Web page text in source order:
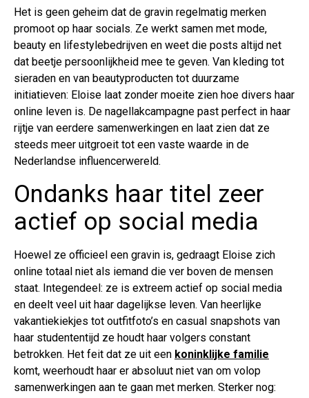
Het is geen geheim dat de gravin regelmatig merken
promoot op haar socials. Ze werkt samen met mode,
beauty en lifestylebedrijven en weet die posts altijd net
dat beetje persoonlijkheid mee te geven. Van kleding tot
sieraden en van beautyproducten tot duurzame
initiatieven: Eloise laat zonder moeite zien hoe divers haar
online leven is. De nagellakcampagne past perfect in haar
rijtje van eerdere samenwerkingen en laat zien dat ze
steeds meer uitgroeit tot een vaste waarde in de
Nederlandse influencerwereld.
Ondanks haar titel zeer
actief op social media
Hoewel ze officieel een gravin is, gedraagt Eloise zich
online totaal niet als iemand die ver boven de mensen
staat. Integendeel: ze is extreem actief op social media
en deelt veel uit haar dagelijkse leven. Van heerlijke
vakantiekiekjes tot outfitfoto’s en casual snapshots van
haar studententijd ze houdt haar volgers constant
betrokken. Het feit dat ze uit een koninklijke familie
komt, weerhoudt haar er absoluut niet van om volop
samenwerkingen aan te gaan met merken. Sterker nog: